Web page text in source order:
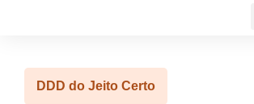
DDD do Jeito Certo